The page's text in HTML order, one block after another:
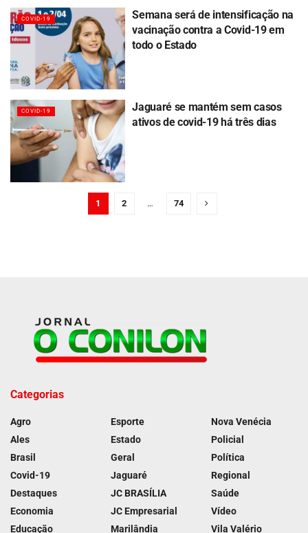
COVID-19
Semana será de intensificação na
vacinação contra a Covid-19 em
todo o Estado
COVID-19
Jaguaré se mantém sem casos
ativos de covid-19 há três dias
1 2 … 74
Categorias
Agro
Ales
Brasil
Covid-19
Destaques
Economia
Educação
Esporte
Estado
Geral
Jaguaré
JC BRASÍLIA
JC Empresarial
Marilândia
Nova Venécia
Policial
Política
Regional
Saúde
Vídeo
Vila Valério